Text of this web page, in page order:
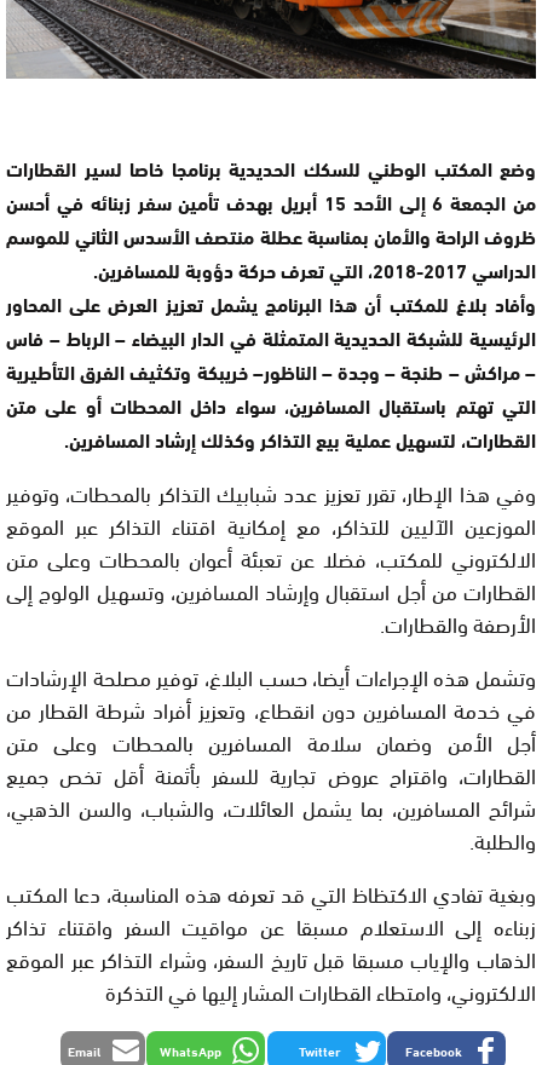
وضع المكتب الوطني للسكك الحديدية برنامجا خاصا لسير القطارات
من الجمعة 6 إلى الأحد 15 أبريل بهدف تأمين سفر زبنائه في أحسن
ظروف الراحة والأمان بمناسبة عطلة منتصف الأسدس الثاني للموسم
الدراسي 2017-2018، التي تعرف حركة دؤوبة للمسافرين.
وأفاد بلاغ للمكتب أن هذا البرنامج يشمل تعزيز العرض على المحاور
الرئيسية للشبكة الحديدية المتمثلة في الدار البيضاء – الرباط – فاس
– مراكش – طنجة – وجدة – الناظور– خريبكة وتكثيف الفرق التأطيرية
التي تهتم باستقبال المسافرين، سواء داخل المحطات أو على متن
القطارات، لتسهيل عملية بيع التذاكر وكذلك إرشاد المسافرين.
وفي هذا الإطار، تقرر تعزيز عدد شبابيك التذاكر بالمحطات، وتوفير
الموزعين الآليين للتذاكر، مع إمكانية اقتناء التذاكر عبر الموقع
الالكتروني للمكتب، فضلا عن تعبئة أعوان بالمحطات وعلى متن
القطارات من أجل استقبال وإرشاد المسافرين، وتسهيل الولوج إلى
الأرصفة والقطارات.
وتشمل هذه الإجراءات أيضا، حسب البلاغ، توفير مصلحة الإرشادات
في خدمة المسافرين دون انقطاع، وتعزيز أفراد شرطة القطار من
أجل الأمن وضمان سلامة المسافرين بالمحطات وعلى متن
القطارات، واقتراح عروض تجارية للسفر بأثمنة أقل تخص جميع
شرائح المسافرين، بما يشمل العائلات، والشباب، والسن الذهبي،
والطلبة.
وبغية تفادي الاكتظاظ التي قد تعرفه هذه المناسبة، دعا المكتب
زبناءه إلى الاستعلام مسبقا عن مواقيت السفر واقتناء تذاكر
الذهاب والإياب مسبقا قبل تاريخ السفر، وشراء التذاكر عبر الموقع
الالكتروني، وامتطاء القطارات المشار إليها في التذكرة
Facebook
Twitter
WhatsApp
Email